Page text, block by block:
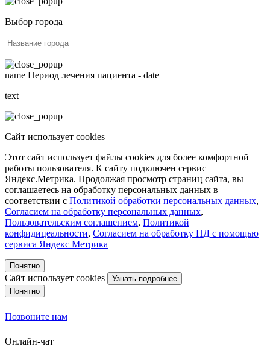
Выбор города
name Период лечения пациента - date
text
Сайт использует cookies
Этот сайт использует файлы cookies для более комфортной
работы пользователя. К сайту подключен сервис
Яндекс.Метрика. Продолжая просмотр страниц сайта, вы
соглашаетесь на обработку персональных данных в
соответствии с Политикой обработки персональных данных,
Согласием на обработку персональных данных,
Пользовательским соглашением, Политикой
конфидицеальности, Согласием на обработку ПД с помощью
сервиса Яндекс Метрика
Понятно
Сайт использует cookies
Узнать подробнее
Понятно
Позвоните нам
Онлайн-чат